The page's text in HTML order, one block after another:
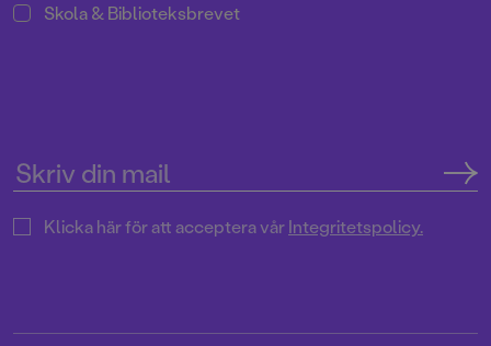
Skola & Biblioteksbrevet
Klicka här för att acceptera vårIntegritetspolicy.